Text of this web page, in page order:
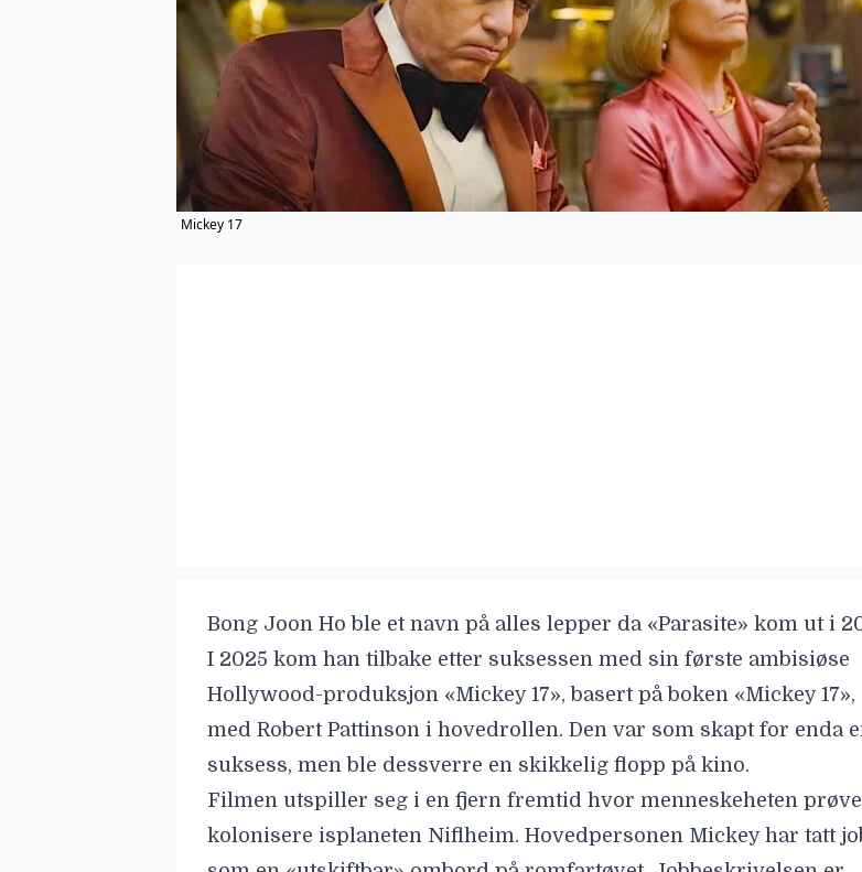
Mickey 17
Bong Joon Ho ble et navn på alles lepper da «Parasite» kom ut i
I 2025 kom han tilbake etter suksessen med sin første ambisiøse
Hollywood-produksjon «Mickey 17», basert på boken «Mickey 17»,
med Robert Pattinson i hovedrollen. Den var som skapt for enda
suksess, men ble dessverre en skikkelig flopp på kino.
Filmen utspiller seg i en fjern fremtid hvor menneskeheten
kolonisere isplaneten Niflheim. Hovedpersonen Mickey har tatt